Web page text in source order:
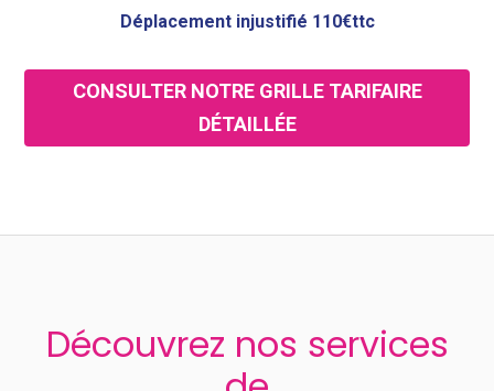
Déplacement injustifié 110€ttc
CONSULTER NOTRE GRILLE TARIFAIRE
DÉTAILLÉE
Découvrez nos services